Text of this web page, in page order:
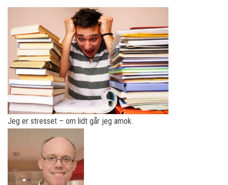
Jeg er stresset – om lidt går jeg amok.